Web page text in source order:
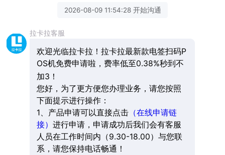
2026-08-09 11:54:28 开始沟通
拉卡拉客服
欢迎光临拉卡拉！拉卡拉最新款电签扫码P
OS机免费申请啦，费率低至0.38%秒到不
加3！
您好，为了更方便您办理业务，请您按照
下面提示进行操作：
1、产品申请可以直接点击（在线申请链
接） 进行申请，申请成功后我们会有客服
人员在工作时间内（9.30-18.00）与您联
系，请您保持电话畅通！